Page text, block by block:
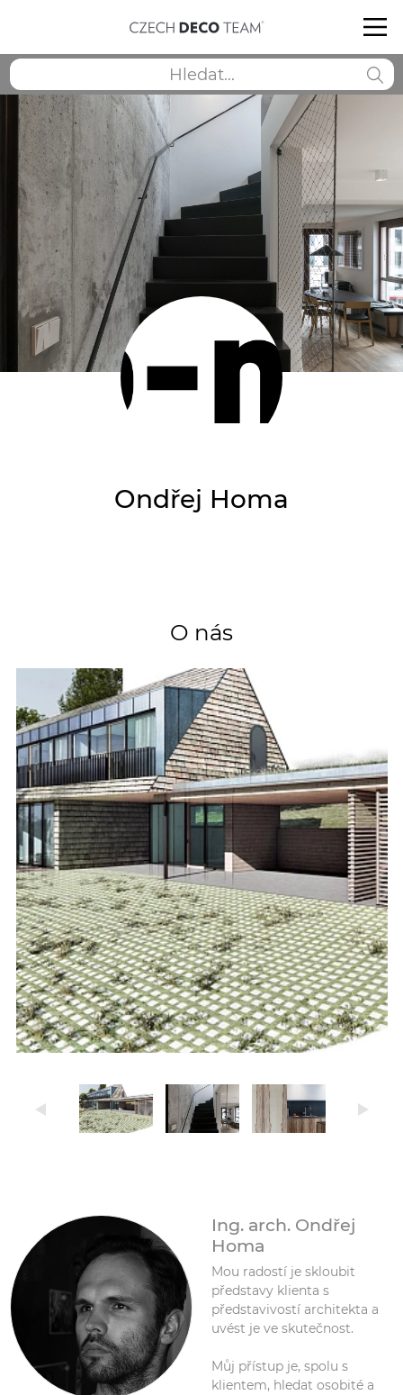
Ondřej Homa
O nás
Ing. arch. Ondřej
Homa
Mou radostí je skloubit
představy klienta s
představivostí architekta a
uvést je ve skutečnost.
Můj přístup je, spolu s
klientem, hledat osobité a